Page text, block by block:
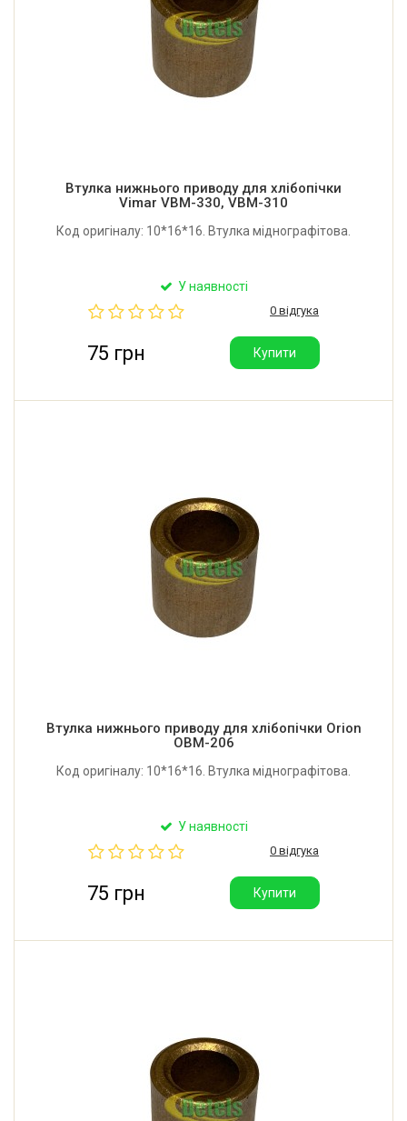
Втулка нижнього приводу для хлібопічки
Vimar VBM-330, VBM-310
Код оригіналу: 10*16*16. Втулка міднографітова.
У наявності
0 відгука
75 грн Купити
Втулка нижнього приводу для хлібопічки Orion
OBM-206
Код оригіналу: 10*16*16. Втулка міднографітова.
У наявності
0 відгука
75 грн Купити